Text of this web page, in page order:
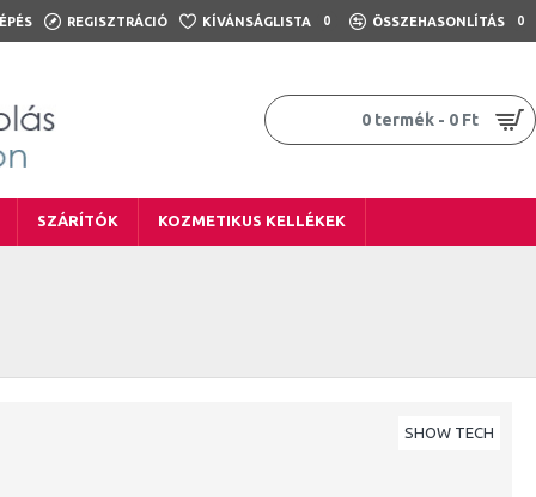
REGISZTRÁCIÓ KÍVÁNSÁGLISTA 0 ÖSSZEHASONLÍTÁS 0
0 termék - 0 Ft
SZÁRÍTÓK KOZMETIKUS KELLÉKEK
SHOW TECH